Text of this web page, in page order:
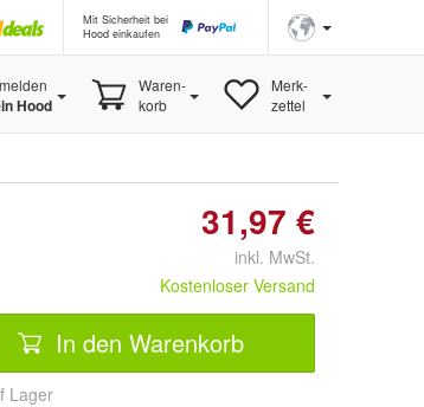
Mit Sicherheit bei
Hood einkaufen
Hood
Waren-
korb
Merk-
zettel
31,97 €
inkl. MwSt.
Kostenloser Versand
In den Warenkorb
Lager